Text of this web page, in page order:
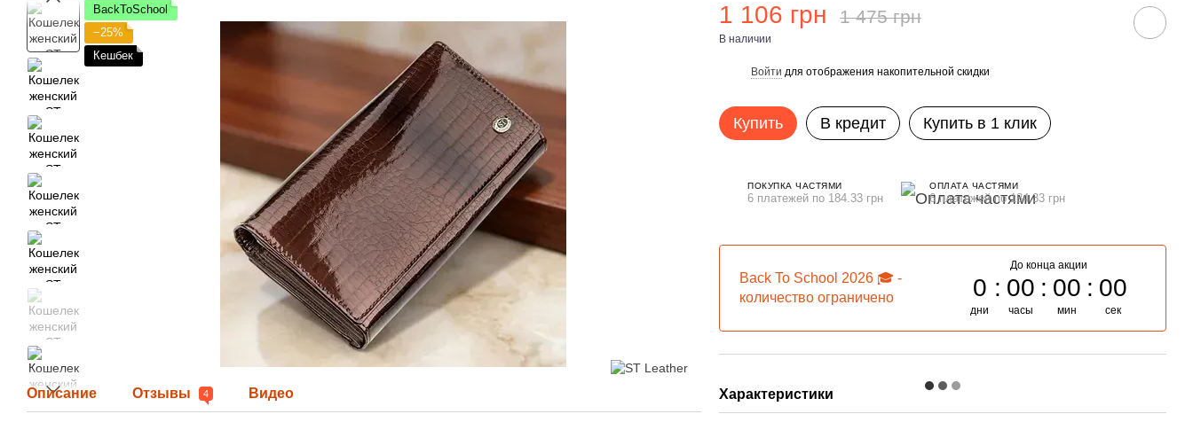
BackToSchool
−25%
Кешбек
Описание Отзывы 4 Видео
1 106 грн 1 475 грн
В наличии
Войти для отображения накопительной скидки
Купить В кредит Купить в 1 клик
ПОКУПКА ЧАСТЯМИ
6 платежей по 184.33 грн
ОПЛАТА ЧАСТЯМИ
6 платежей по 184.33 грн
Back To School 2026 🎓 -
количество ограничено
До конца акции
0
дни
00
часы
00
мин
00
сек
Характеристики